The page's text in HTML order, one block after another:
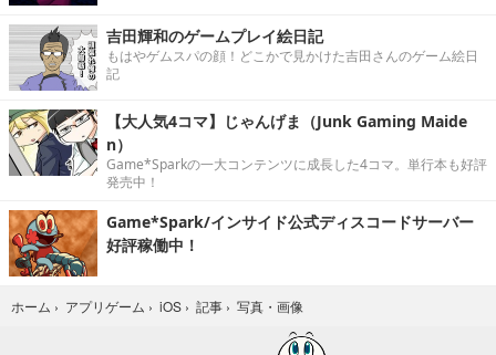
吉田輝和のゲームプレイ絵日記
もはやゲムスパの顔！どこかで見かけた吉田さんのゲーム絵日
記
【大人気4コマ】じゃんげま（Junk Gaming Maide
n）
Game*Sparkの一大コンテンツに成長した4コマ。単行本も好評
発売中！
Game*Spark/インサイド公式ディスコードサーバー
好評稼働中！
ホーム › アプリゲーム › iOS › 記事 › 写真・画像